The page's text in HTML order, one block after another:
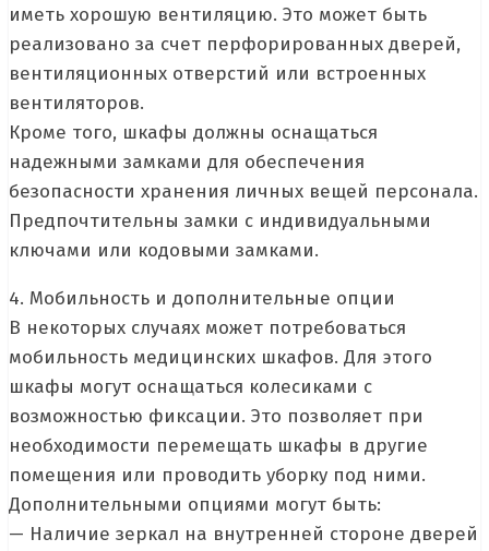
иметь хорошую вентиляцию. Это может быть
реализовано за счет перфорированных дверей,
вентиляционных отверстий или встроенных
вентиляторов.
Кроме того, шкафы должны оснащаться
надежными замками для обеспечения
безопасности хранения личных вещей персонала.
Предпочтительны замки с индивидуальными
ключами или кодовыми замками.
4. Мобильность и дополнительные опции
В некоторых случаях может потребоваться
мобильность медицинских шкафов. Для этого
шкафы могут оснащаться колесиками с
возможностью фиксации. Это позволяет при
необходимости перемещать шкафы в другие
помещения или проводить уборку под ними.
Дополнительными опциями могут быть:
— Наличие зеркал на внутренней стороне дверей